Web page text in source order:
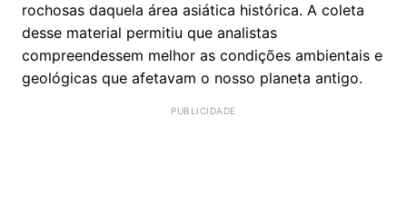
rochosas daquela área asiática histórica. A coleta
desse material permitiu que analistas
compreendessem melhor as condições ambientais e
geológicas que afetavam o nosso planeta antigo.